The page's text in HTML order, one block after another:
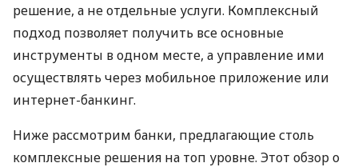
решение, а не отдельные услуги. Комплексный
подход позволяет получить все основные
инструменты в одном месте, а управление ими
осуществлять через мобильное приложение или
интернет-банкинг.
Ниже рассмотрим банки, предлагающие столь
комплексные решения на топ уровне. Этот обзор о